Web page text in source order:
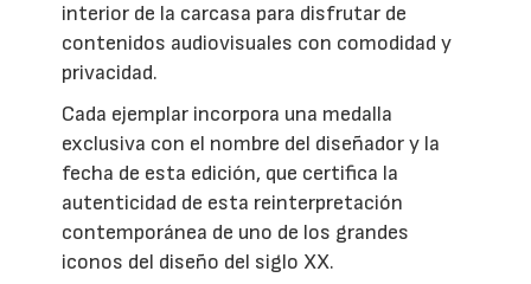
interior de la carcasa para disfrutar de
contenidos audiovisuales con comodidad y
privacidad.
Cada ejemplar incorpora una medalla
exclusiva con el nombre del diseñador y la
fecha de esta edición, que certifica la
autenticidad de esta reinterpretación
contemporánea de uno de los grandes
iconos del diseño del siglo XX.